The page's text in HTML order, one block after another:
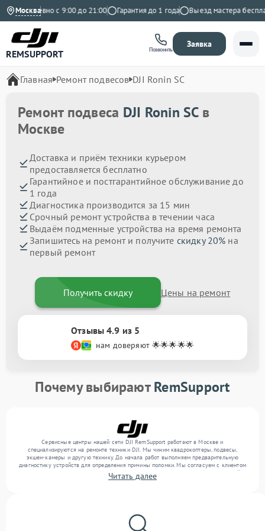
Москва
Ежедневно с 9:00 до 21:00 Гарантия до 1 года Выезд мастера бесплатно
REMSUPPORT Позвонить
Заявка
Главная Ремонт подвесов DJI Ronin SC
Ремонт подвеса DJI Ronin SCв
Москве
Доставка и приём техники курьером
предоставляется бесплатно
Гарантийное и постгарантийное обслуживание до
1 года
Диагностика производится за 15 мин
Срочный ремонт устройства в течении часа
Выдаём подменные устройства на время ремонта
Запишитесь на ремонт и получите скидку 20% на
первый ремонт
Получить скидку Цены на ремонт
Отзывы 4.9 из 5
нам доверяют 🌟🌟🌟🌟🌟
Почему выбираютRemSupport
Сервисные центры нашей сети DJI RemSupport работают в Москве и
специализируются на ремонте техники DJI. Мы чиним квадрокоптеры, подвесы,
экшен-камеры и другую технику. До начала работ выполняем предварительную
диагностику устройств для определения причины поломки. Мы согласуем с клиентом
перечень необходимых работ и их стоимость, затем выполняем ремонт с заменой
деталей по необходимости. В конце подтверждаем качество оказанных услуг
Читать далее